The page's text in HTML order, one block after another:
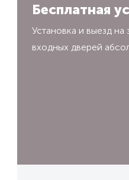
Бесплатная
Установка и выезд на
входных дверей